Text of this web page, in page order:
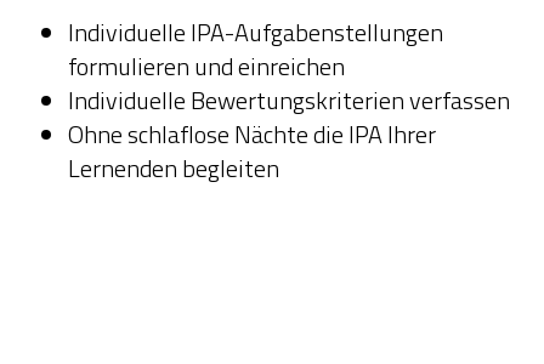
Individuelle IPA-Aufgabenstellungen
formulieren und einreichen
Individuelle Bewertungskriterien verfassen
Ohne schlaflose Nächte die IPA Ihrer
Lernenden begleiten